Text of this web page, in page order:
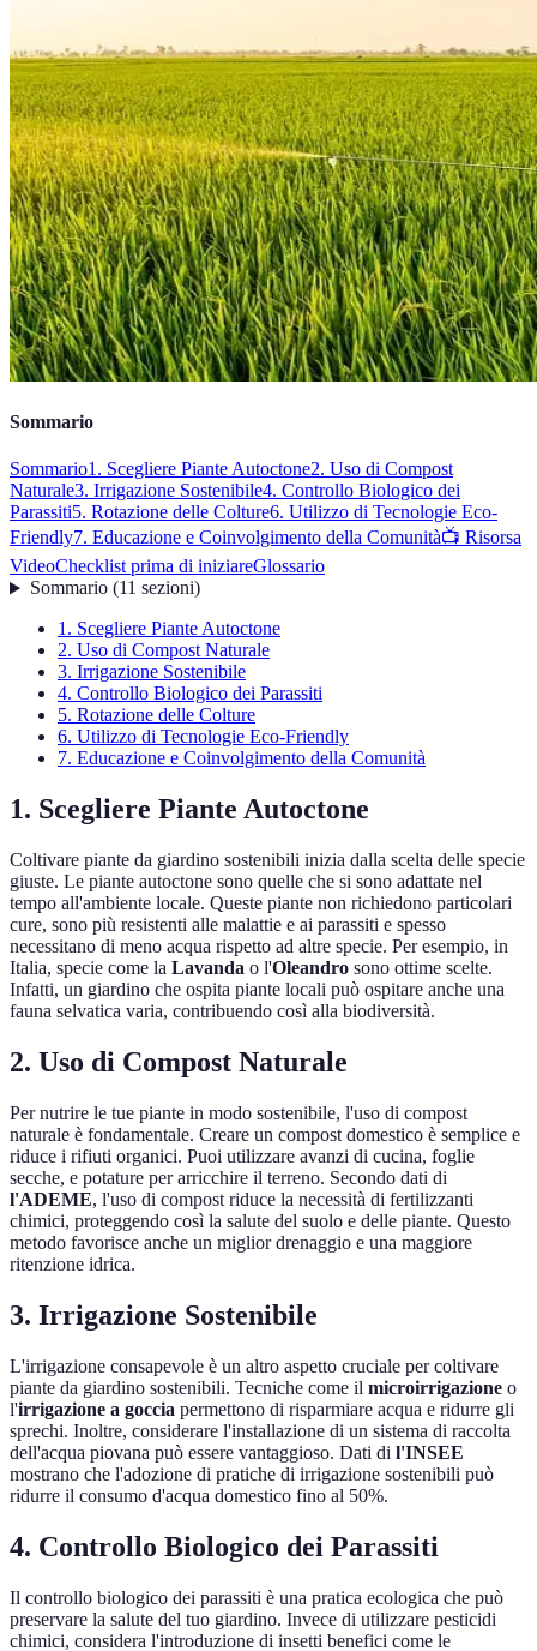
Sommario
Sommario1. Scegliere Piante Autoctone2. Uso di Compost
Naturale3. Irrigazione Sostenibile4. Controllo Biologico dei
Parassiti5. Rotazione delle Colture6. Utilizzo di Tecnologie Eco-
Friendly7. Educazione e Coinvolgimento della Comunità📺 Risorsa
VideoChecklist prima di iniziareGlossario
Sommario(11 sezioni)
1. Scegliere Piante Autoctone
2. Uso di Compost Naturale
3. Irrigazione Sostenibile
4. Controllo Biologico dei Parassiti
5. Rotazione delle Colture
6. Utilizzo di Tecnologie Eco-Friendly
7. Educazione e Coinvolgimento della Comunità
1. Scegliere Piante Autoctone
Coltivare piante da giardino sostenibili inizia dalla scelta delle specie
giuste. Le piante autoctone sono quelle che si sono adattate nel
tempo all'ambiente locale. Queste piante non richiedono particolari
cure, sono più resistenti alle malattie e ai parassiti e spesso
necessitano di meno acqua rispetto ad altre specie. Per esempio, in
Italia, specie come la Lavanda o l'Oleandro sono ottime scelte.
Infatti, un giardino che ospita piante locali può ospitare anche una
fauna selvatica varia, contribuendo così alla biodiversità.
2. Uso di Compost Naturale
Per nutrire le tue piante in modo sostenibile, l'uso di compost
naturale è fondamentale. Creare un compost domestico è semplice e
riduce i rifiuti organici. Puoi utilizzare avanzi di cucina, foglie
secche, e potature per arricchire il terreno. Secondo dati di
l'ADEME, l'uso di compost riduce la necessità di fertilizzanti
chimici, proteggendo così la salute del suolo e delle piante. Questo
metodo favorisce anche un miglior drenaggio e una maggiore
ritenzione idrica.
3. Irrigazione Sostenibile
L'irrigazione consapevole è un altro aspetto cruciale per coltivare
piante da giardino sostenibili. Tecniche come il microirrigazione o
l'irrigazione a goccia permettono di risparmiare acqua e ridurre gli
sprechi. Inoltre, considerare l'installazione di un sistema di raccolta
dell'acqua piovana può essere vantaggioso. Dati di l'INSEE
mostrano che l'adozione di pratiche di irrigazione sostenibili può
ridurre il consumo d'acqua domestico fino al 50%.
4. Controllo Biologico dei Parassiti
Il controllo biologico dei parassiti è una pratica ecologica che può
preservare la salute del tuo giardino. Invece di utilizzare pesticidi
chimici, considera l'introduzione di insetti benefici come le